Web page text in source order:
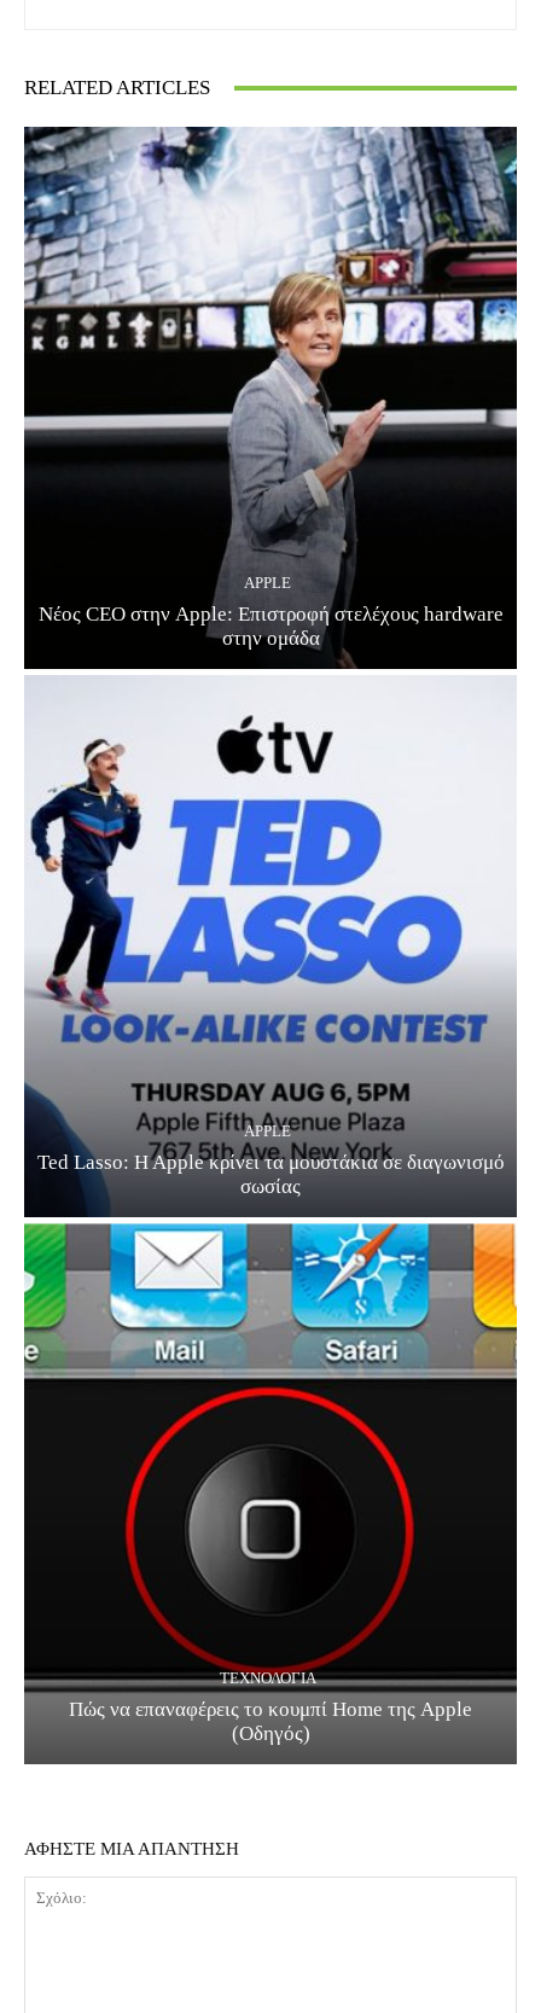
RELATED ARTICLES
APPLE
Νέος CEO στην Apple: Επιστροφή στελέχους hardware
στην ομάδα
APPLE
Ted Lasso: H Apple κρίνει τα μουστάκια σε διαγωνισμό
σωσίας
ΤΕΧΝΟΛΟΓΊΑ
Πώς να επαναφέρεις το κουμπί Home της Apple
(Οδηγός)
ΑΦΗΣΤΕ ΜΙΑ ΑΠΑΝΤΗΣΗ